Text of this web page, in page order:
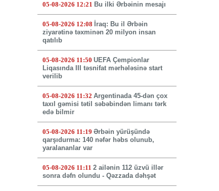
05-08-2026 12:21 Bu ilki Ərbəinin mesajı
05-08-2026 12:08 İraq: Bu il Ərbəin
ziyarətinə təxminən 20 milyon insan
qatılıb
05-08-2026 11:50 UEFA Çempionlar
Liqasında III təsnifat mərhələsinə start
verilib
05-08-2026 11:32 Argentinada 45-dən çox
taxıl gəmisi tətil səbəbindən limanı tərk
edə bilmir
05-08-2026 11:19 Ərbəin yürüşündə
qarşıdurma: 140 nəfər həbs olunub,
yaralananlar var
05-08-2026 11:11 2 ailənin 112 üzvü illər
sonra dəfn olundu - Qəzzada dəhşət